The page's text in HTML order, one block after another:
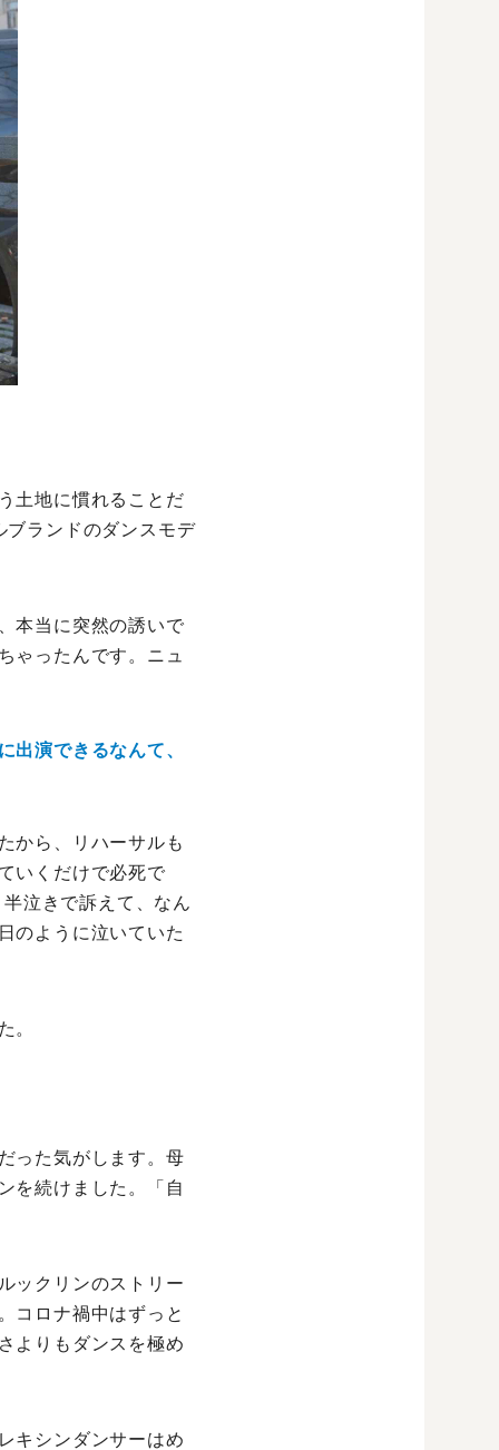
土地に慣れることだ
ブランドのダンスモデ
本当に突然の誘いで
ゃったんです。ニュ
演できるなんて、
から、リハーサルも
いくだけで必死で
泣きで訴えて、なん
のように泣いていた
。
った気がします。母
を続けました。「自
ックリンのストリー
コロナ禍中はずっと
よりもダンスを極め
キシンダンサーはめ